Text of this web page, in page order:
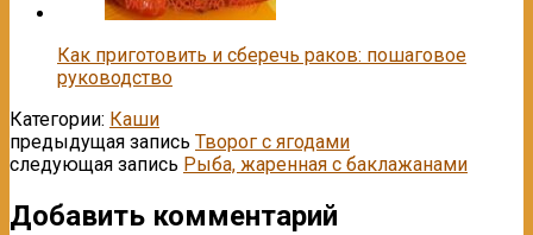
Как приготовить и сберечь раков: пошаговое
руководство
Категории: Каши
предыдущая запись Творог с ягодами
следующая запись Рыба, жаренная с баклажанами
Добавить комментарий